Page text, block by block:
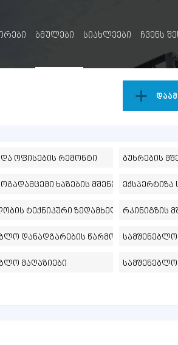
ბმულები სიახლეები ჩვენს
და ოფისების რემონტი ბუხრების
ხაზების მშენებლობა
ტექნიკური ზედამხედველობა
რკინიგზის
დანადგარების წარმოებასამშენებლო
მაღაზიები